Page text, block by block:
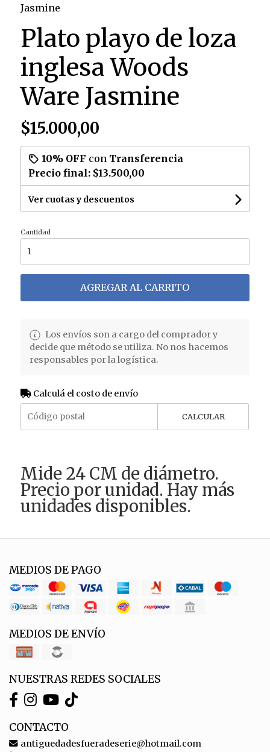
Jasmine
Plato playo de loza
inglesa Woods
Ware Jasmine
$15.000,00
10% OFF con Transferencia
Precio final: $13.500,00
Ver cuotas y descuentos
Cantidad
AGREGAR AL CARRITO
Los envíos son a cargo del comprador y
decide que método se utiliza. No nos hacemos
responsables por la logística.
Calculá el costo de envío
CALCULAR
Mide 24 CM de diámetro.
Precio por unidad. Hay más
unidades disponibles.
MEDIOS DE PAGO
MEDIOS DE ENVÍO
NUESTRAS REDES SOCIALES
CONTACTO
antiguedadesfueradeserie@hotmail.com